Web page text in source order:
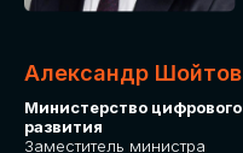
Александр Шойтов
Министерство цифрового
развития
Заместитель министра